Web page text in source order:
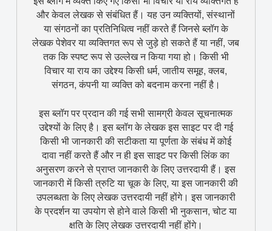
और केवल लेखक से संबंधित हैं। यह उन व्यक्तियों, संस्थानों
या संगठनों का प्रतिनिधित्व नहीं करते हैं जिनसे ब्लॉग के
लेखक पेशेवर या व्यक्तिगत रूप से जुड़े हो सकते हैं या नहीं, जब
तक कि स्पष्ट रूप से उल्लेख न किया गया हो। किसी भी
विचार या राय का उद्देश्य किसी धर्म, जातीय समूह, क्लब,
संगठन, कंपनी या व्यक्ति को बदनाम करना नहीं है।
इस ब्लॉग पर प्रदान की गई सभी सामग्री केवल सूचनात्मक
उद्देश्यों के लिए है। इस ब्लॉग के लेखक इस साइट पर दी गई
किसी भी जानकारी की सटीकता या पूर्णता के संबंध में कोई
दावा नहीं करते हैं और न ही इस साइट पर किसी लिंक का
अनुसरण करने से प्राप्त जानकारी के लिए उत्तरदायी हैं। इस
जानकारी में किसी त्रुटि या चूक के लिए, या इस जानकारी की
उपलब्धता के लिए लेखक उत्तरदायी नहीं होंगे। इस जानकारी
के प्रदर्शन या उपयोग से होने वाले किसी भी नुकसान, चोट या
क्षति के लिए लेखक उत्तरदायी नहीं होंगे।